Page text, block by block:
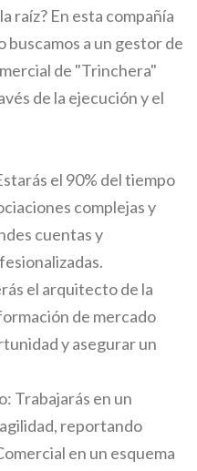
raíz? En esta compañía
a un gestor de
de "Trinchera"
de la ejecución y el
el 90% del tiempo
complejas y
cuentas y
el arquitecto de la
de mercado
y asegurar un
Trabajarás en un
reportando
en un esquema